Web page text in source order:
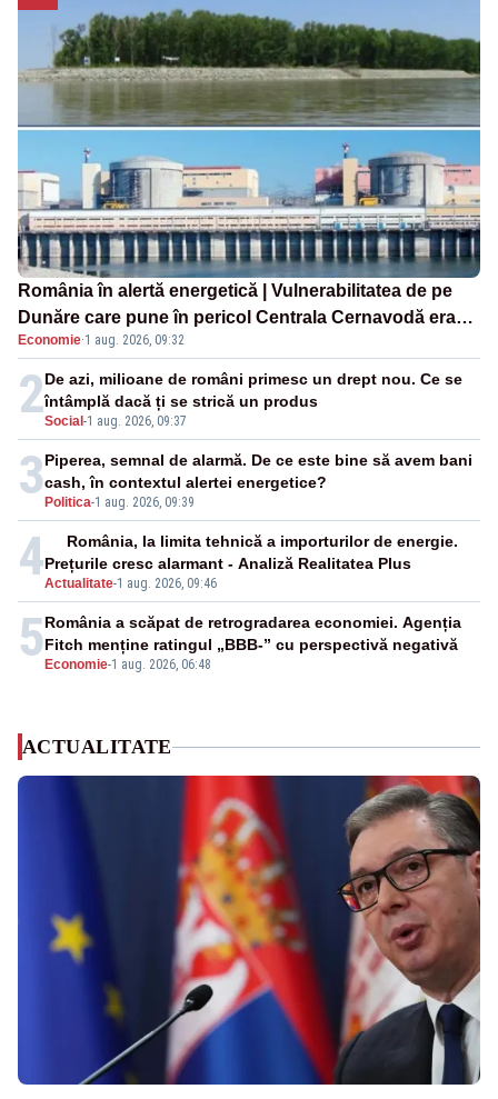
România în alertă energetică | Vulnerabilitatea de pe
Dunăre care pune în pericol Centrala Cernavodă era
cunoscută de pe vremea lui Ceaușescu
Economie·1 aug. 2026, 09:32
2Social -1 aug. 2026, 09:37
De azi, milioane de români primesc un drept nou. Ce se
întâmplă dacă ți se strică un produs
3 Politica-1 aug. 2026, 09:39
Piperea, semnal de alarmă. De ce este bine să avem bani
cash, în contextul alertei energetice?
4Actualitate-1 aug. 2026, 09:46
România, la limita tehnică a importurilor de energie.
Prețurile cresc alarmant - Analiză Realitatea Plus
5 Economie-1 aug. 2026, 06:48
România a scăpat de retrogradarea economiei. Agenția
Fitch menține ratingul „BBB-” cu perspectivă negativă
ACTUALITATE